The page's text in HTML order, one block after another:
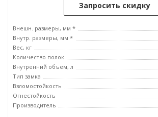
Запросить скидку
Внешн. размеры, мм *
Внутр. размеры, мм *
Вес, кг
Количество полок
Внутренний объем, л
Тип замка
Взломостойкость
Огнестойкость
Производитель